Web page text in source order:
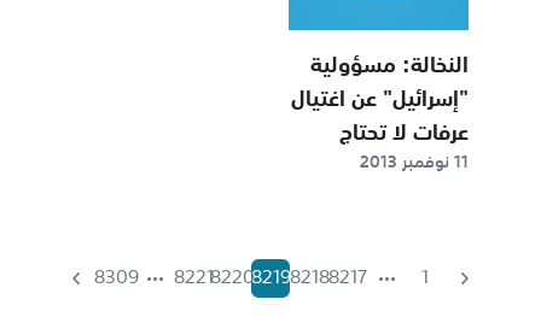
النخالة: مسؤولية
"إسرائيل" عن اغتيال
عرفات لا تحتاج
للتحقيق
11 نوفمبر 2013
1
8217
8218
8219
8220
8221
8309